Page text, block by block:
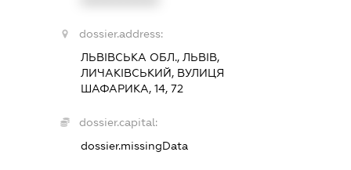
dossier.address:
ЛЬВІВСЬКА ОБЛ., ЛЬВІВ,
ЛИЧАКІВСЬКИЙ, ВУЛИЦЯ
ШАФАРИКА, 14, 72
dossier.capital:
dossier.missingData